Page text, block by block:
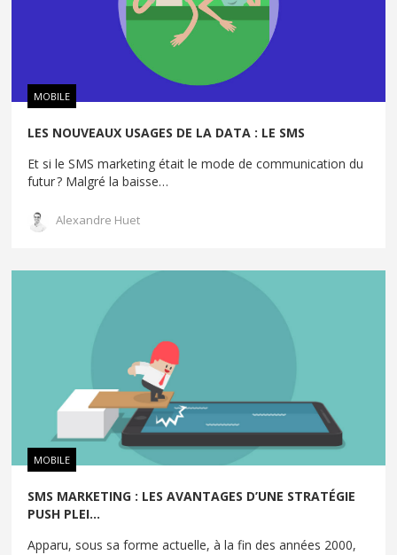
MOBILE
LES NOUVEAUX USAGES DE LA DATA : LE SMS
Et si le SMS marketing était le mode de communication du
futur ? Malgré la baisse…
Alexandre Huet
MOBILE
SMS MARKETING : LES AVANTAGES D’UNE STRATÉGIE
PUSH PLEI...
Apparu, sous sa forme actuelle, à la fin des années 2000,